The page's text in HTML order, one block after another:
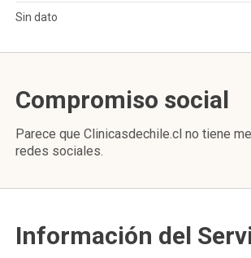
Sin dato
Compromiso social
Parece que Clinicasdechile.cl no tiene
redes sociales.
Información del